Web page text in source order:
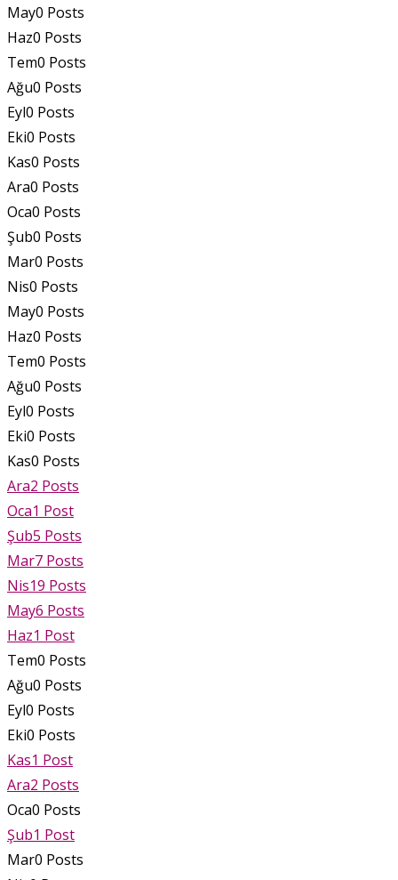
May0 Posts
Haz0 Posts
Tem0 Posts
Ağu0 Posts
Eyl0 Posts
Eki0 Posts
Kas0 Posts
Ara0 Posts
Oca0 Posts
Şub0 Posts
Mar0 Posts
Nis0 Posts
May0 Posts
Haz0 Posts
Tem0 Posts
Ağu0 Posts
Eyl0 Posts
Eki0 Posts
Kas0 Posts
Ara2 Posts
Oca1 Post
Şub5 Posts
Mar7 Posts
Nis19 Posts
May6 Posts
Haz1 Post
Tem0 Posts
Ağu0 Posts
Eyl0 Posts
Eki0 Posts
Kas1 Post
Ara2 Posts
Oca0 Posts
Şub1 Post
Mar0 Posts